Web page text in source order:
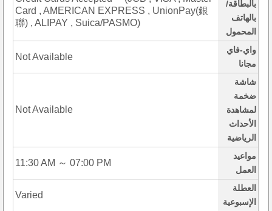
بالبطاقة/
بالهاتف
المحمول
Card , AMERICAN EXPRESS , UnionPay(銀
聯) , ALIPAY , Suica/PASMO)
واي-فاي
مجانا
Not Available
شاشة
ضخمة
لمشاهدة
الأحداث
الرياضية
Not Available
مواعيد
العمل
11:30 AM ～ 07:00 PM
العطلة
الإسبوعية
Varied